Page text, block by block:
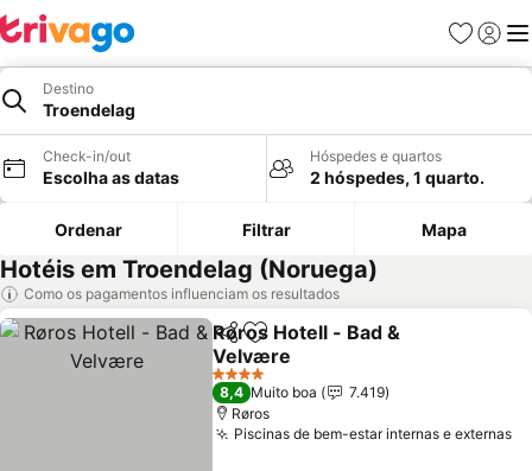
Favoritos
Iniciar
Destino
Troendelag
Check-in/out
Escolha as datas
Hóspedes e quartos
2 hóspedes, 1 quarto.
Ordenar Filtrar Mapa
Hotéis em Troendelag (Noruega)
Como os pagamentos influenciam os resultados
PartilharAdicionar aos favoritos
Røros Hotell - Bad &
Velvære
4 Estrelas
8,4 Muito boa
7.419
Røros
Piscinas de bem-estar internas e externas